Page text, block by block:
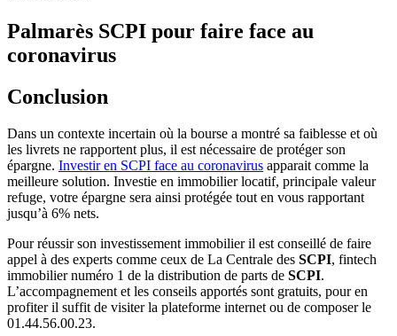
Palmarès SCPI pour faire face au
coronavirus
Conclusion
Dans un contexte incertain où la bourse a montré sa faiblesse et où
les livrets ne rapportent plus, il est nécessaire de protéger son
épargne. Investir en SCPI face au coronavirus apparait comme la
meilleure solution. Investie en immobilier locatif, principale valeur
refuge, votre épargne sera ainsi protégée tout en vous rapportant
jusqu’à 6% nets.
Pour réussir son investissement immobilier il est conseillé de faire
appel à des experts comme ceux de La Centrale des SCPI, fintech
immobilier numéro 1 de la distribution de parts de SCPI.
L’accompagnement et les conseils apportés sont gratuits, pour en
profiter il suffit de visiter la plateforme internet ou de composer le
01.44.56.00.23.